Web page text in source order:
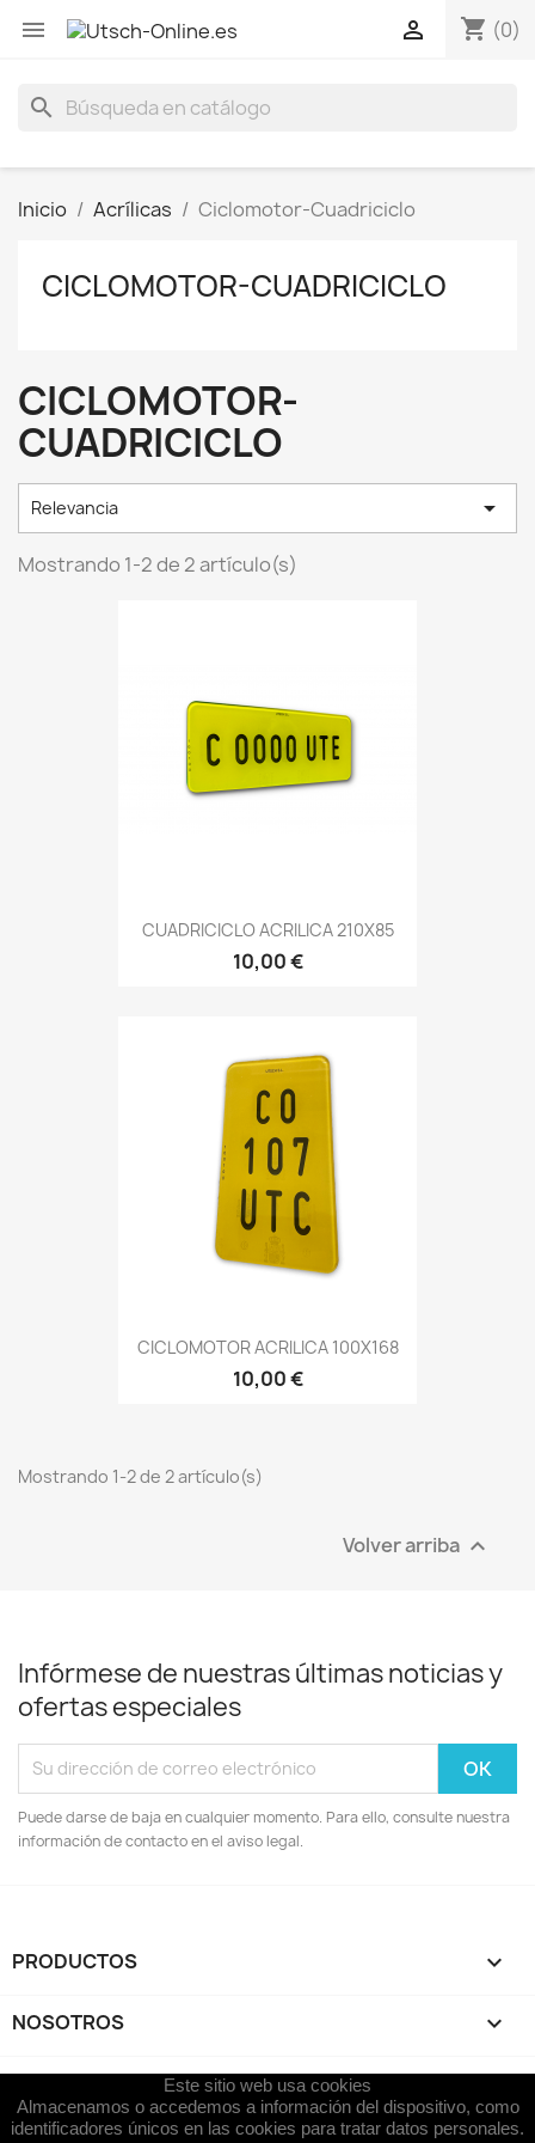
 shopping_cart (0)

search
Inicio Acrílicas Ciclomotor-Cuadriciclo
CICLOMOTOR-CUADRICICLO
CICLOMOTOR-
CUADRICICLO
Relevancia 
Mostrando 1-2 de 2 artículo(s)
CUADRICICLO ACRILICA 210X85
10,00 €
CICLOMOTOR ACRILICA 100X168
10,00 €
Mostrando 1-2 de 2 artículo(s)
Volver arriba 
Infórmese de nuestras últimas noticias y
ofertas especiales
Puede darse de baja en cualquier momento. Para ello, consulte nuestra
información de contacto en el aviso legal.
PRODUCTOS 
NOSOTROS 
Este sitio web usa cookies
Almacenamos o accedemos a información del dispositivo, como
identificadores únicos en las cookies para tratar datos personales.